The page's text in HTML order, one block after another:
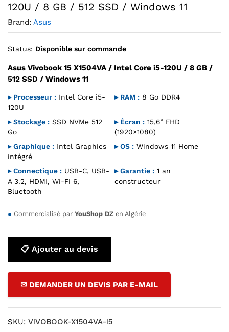
120U / 8 GB / 512 SSD / Windows 11
Brand: Asus
Status: Disponible sur commande
Asus Vivobook 15 X1504VA / Intel Core i5-120U / 8 GB /
512 SSD / Windows 11
▸ Processeur : Intel Core i5-
120U
▸ RAM : 8 Go DDR4
▸ Stockage : SSD NVMe 512
Go
▸ Écran : 15,6” FHD
(1920×1080)
▸ Graphique : Intel Graphics
intégré
▸ OS : Windows 11 Home
▸ Connectique : USB-C, USB-
A 3.2, HDMI, Wi-Fi 6,
Bluetooth
▸ Garantie : 1 an
constructeur
● Commercialisé par YouShop DZ en Algérie
📋 Ajouter au devis
✉ DEMANDER UN DEVIS PAR E-MAIL
SKU: VIVOBOOK-X1504VA-I5